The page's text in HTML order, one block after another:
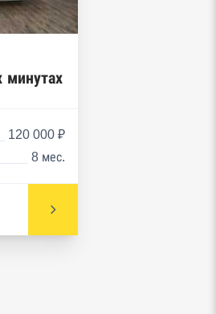
минутах
120 000 ₽
8 мес.